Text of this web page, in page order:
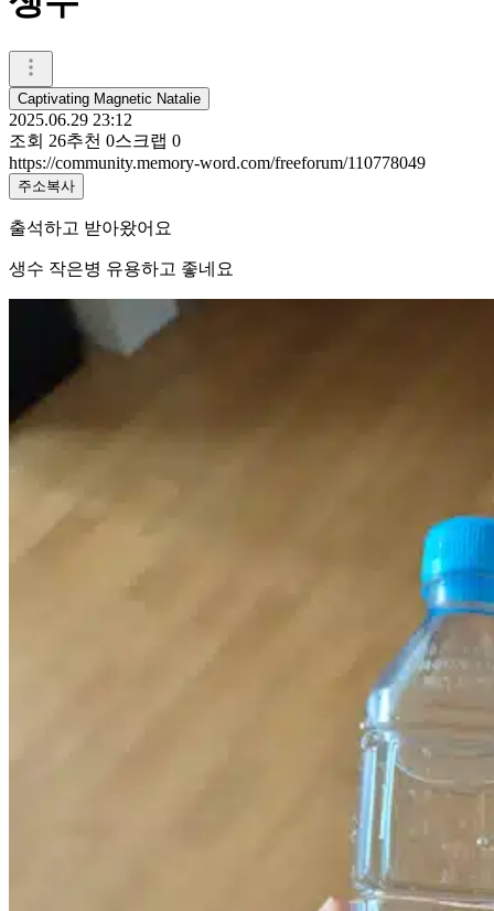
Captivating Magnetic Natalie
2025.06.29 23:12
조회 26추천 0스크랩 0
https://community.memory-word.com/freeforum/110778049
주소복사
출석하고 받아왔어요
생수 작은병 유용하고 좋네요